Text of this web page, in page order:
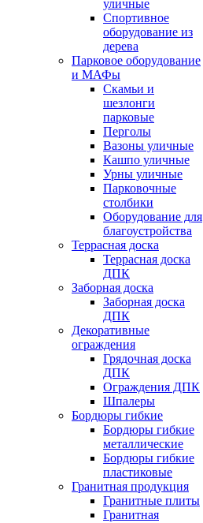
уличные
Спортивное
оборудование из
дерева
Парковое оборудование
и МАФы
Скамьи и
шезлонги
парковые
Перголы
Вазоны уличные
Кашпо уличные
Урны уличные
Парковочные
столбики
Оборудование для
благоустройства
Террасная доска
Террасная доска
ДПК
Заборная доска
Заборная доска
ДПК
Декоративные
ограждения
Грядочная доска
ДПК
Ограждения ДПК
Шпалеры
Бордюры гибкие
Бордюры гибкие
металлические
Бордюры гибкие
пластиковые
Гранитная продукция
Гранитные плиты
Гранитная